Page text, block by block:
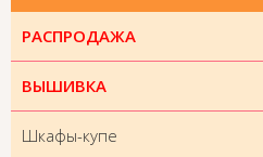
РАСПРОДАЖА
ВЫШИВКА
Шкафы-купе